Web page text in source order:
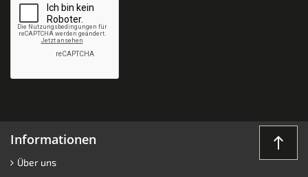
Informationen
Über uns
north